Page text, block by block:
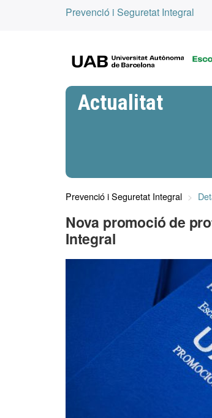
Prevenció i Seguretat Integral
Actualitat
Prevenció i Seguretat Integral
Nova promoció de
Integral